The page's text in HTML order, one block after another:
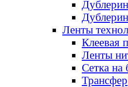
Ленты
Клеевая
Ленты
Сетка на
Трансфер